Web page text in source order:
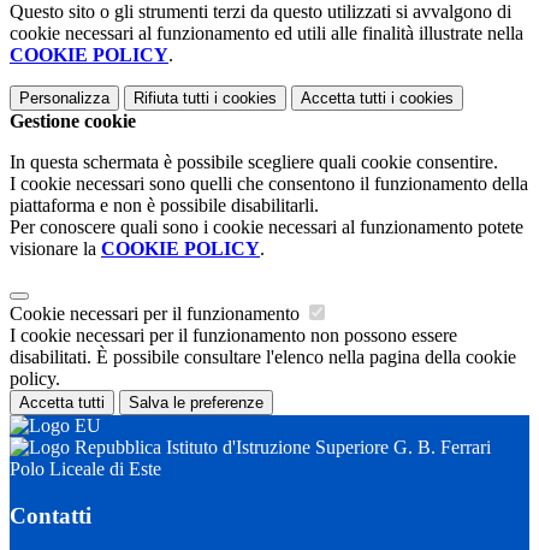
Questo sito o gli strumenti terzi da questo utilizzati si avvalgono di
cookie necessari al funzionamento ed utili alle finalità illustrate nella
COOKIE POLICY.
Personalizza Rifiuta tutti i cookies Accetta tutti i cookies
Gestione cookie
In questa schermata è possibile scegliere quali cookie consentire.
I cookie necessari sono quelli che consentono il funzionamento della
piattaforma e non è possibile disabilitarli.
Per conoscere quali sono i cookie necessari al funzionamento potete
visionare la COOKIE POLICY.
Cookie necessari per il funzionamento
I cookie necessari per il funzionamento non possono essere
disabilitati. È possibile consultare l'elenco nella pagina della cookie
policy.
Accetta tutti Salva le preferenze
Istituto d'Istruzione Superiore G. B. Ferrari
Polo Liceale di Este
Contatti